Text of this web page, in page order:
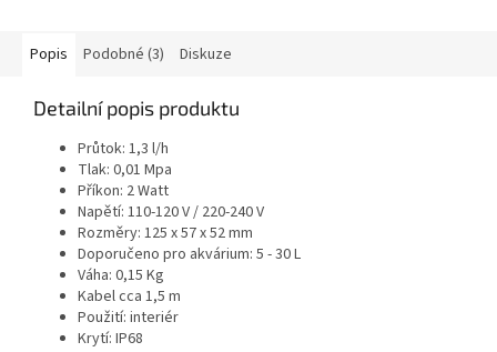
Popis Podobné (3) Diskuze
Detailní popis produktu
Průtok: 1,3 l/h
Tlak: 0,01 Mpa
Příkon: 2 Watt
Napětí: 110-120 V / 220-240 V
Rozměry: 125 x 57 x 52 mm
Doporučeno pro akvárium: 5 - 30 L
Váha: 0,15 Kg
Kabel cca 1,5 m
Použití: interiér
Krytí: IP68